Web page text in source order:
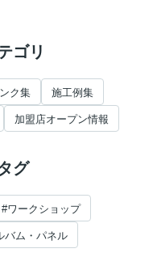
ゴリ
ク集 施工例集
加盟店オープン情報
グ
#ワークショップ
バム・パネル